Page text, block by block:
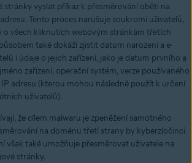
stránky vyslat příkaz k přesměrování oběti na
Tento proces narušuje soukromí uživatelů,
o všech kliknutích webovým stránkám třetích
také dokáží zjistit datum narození a e-
i údaje o jejich zařízení, jako je datum prvního a
zařízení, operační systém, verze používaného
adresu (kterou mohou následně použít k určení
uživatelů).
že cílem malwaru je zpeněžení samotného
na doménu třetí strany by kyberzločinci
však také umožňuje přesměrovat uživatele na
stránky.